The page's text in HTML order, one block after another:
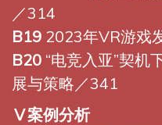
／314
B19 2023年VR游戏
B20 “电竞入亚”契机
展与策略／341
Ⅴ案例分析